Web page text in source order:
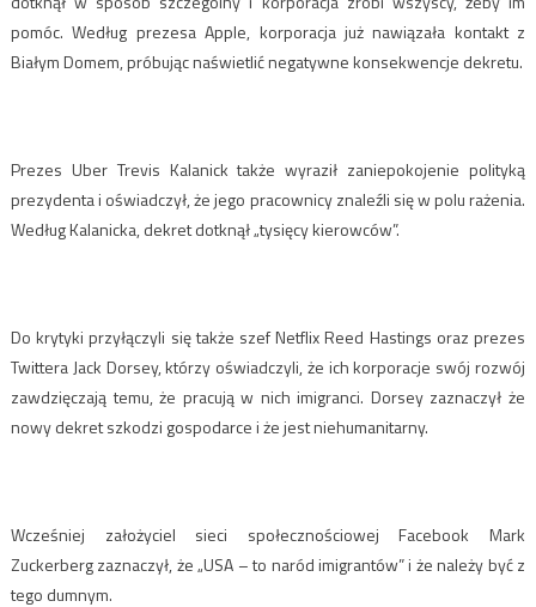
pomóc. Według prezesa Apple, korporacja już nawiązała kontakt z
Białym Domem, próbując naświetlić negatywne konsekwencje dekretu.
Prezes Uber Trevis Kalanick także wyraził zaniepokojenie polityką
prezydenta i oświadczył, że jego pracownicy znaleźli się w polu rażenia.
Według Kalanicka, dekret dotknął „tysięcy kierowców”.
Do krytyki przyłączyli się także szef Netflix Reed Hastings oraz prezes
Twittera Jack Dorsey, którzy oświadczyli, że ich korporacje swój rozwój
zawdzięczają temu, że pracują w nich imigranci. Dorsey zaznaczył że
nowy dekret szkodzi gospodarce i że jest niehumanitarny.
Wcześniej założyciel sieci społecznościowej Facebook Mark
Zuckerberg zaznaczył, że „USA – to naród imigrantów” i że należy być z
tego dumnym.